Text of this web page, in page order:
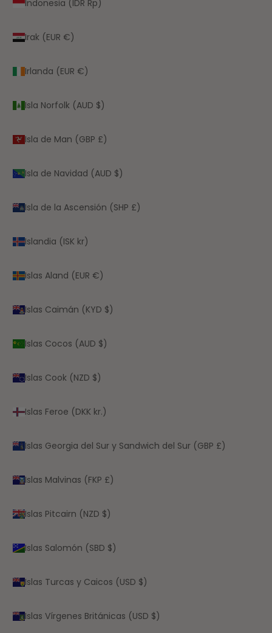
Indonesia (IDR Rp)
Irak (EUR €)
Irlanda (EUR €)
Isla Norfolk (AUD $)
Isla de Man (GBP £)
Isla de Navidad (AUD $)
Isla de la Ascensión (SHP £)
Islandia (ISK kr)
Islas Aland (EUR €)
Islas Caimán (KYD $)
Islas Cocos (AUD $)
Islas Cook (NZD $)
Islas Feroe (DKK kr.)
Islas Georgia del Sur y Sandwich del Sur (GBP £)
Islas Malvinas (FKP £)
Islas Pitcairn (NZD $)
Islas Salomón (SBD $)
Islas Turcas y Caicos (USD $)
Islas Vírgenes Británicas (USD $)